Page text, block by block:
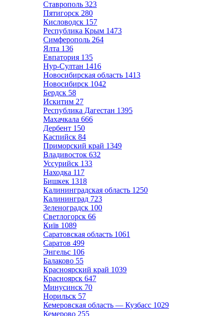
Ставрополь 323
Пятигорск 280
Кисловодск 157
Республика Крым 1473
Симферополь 264
Ялта 136
Евпатория 135
Нур-Султан 1416
Новосибирская область 1413
Новосибирск 1042
Бердск 58
Искитим 27
Республика Дагестан 1395
Махачкала 666
Дербент 150
Каспийск 84
Приморский край 1349
Владивосток 632
Уссурийск 133
Находка 117
Бишкек 1318
Калининградская область 1250
Калининград 723
Зеленоградск 100
Светлогорск 66
Київ 1089
Саратовская область 1061
Саратов 499
Энгельс 106
Балаково 55
Красноярский край 1039
Красноярск 647
Минусинск 70
Норильск 57
Кемеровская область — Кузбасс 1029
Кемерово 255